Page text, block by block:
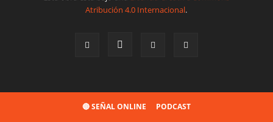
Atribución 4.0 Internacional.
🔴 SEÑAL ONLINE PODCAST